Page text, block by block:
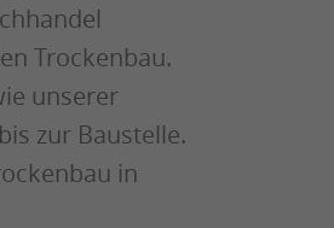
Trockenbau.
unserer
zur Baustelle.
in